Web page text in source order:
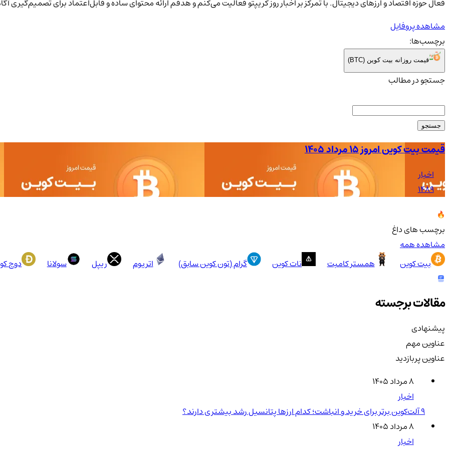
فعال حوزه اقتصاد و ارزهای دیجیتال. با تمرکز بر اخبار روز کریپتو فعالیت می‌کنم و هدفم ارائه محتوای ساده و قابل‌اعتماد برای تصمیم‌گیری
مشاهده پروفایل
برچسب‌ها:
قیمت روزانه بیت کوین (BTC)
جستجو در مطالب
جستجو
قیمت بیت کوین امروز ۱۵ مرداد ۱۴۰۵
اخبار
1489
برچسب های داغ
مشاهده همه
بیت کوین
همستر کامبت نات کوین گرام (تون کوین سابق) اتریوم ریپل سولانا دوج
مقالات برجسته
پیشنهادی
عناوین مهم
عناوین پربازدید
۸ مرداد ۱۴۰۵
اخبار
۹ آلت‌کوین برتر برای خرید و انباشت؛ کدام ارزها پتانسیل رشد بیشتری دارند؟
۸ مرداد ۱۴۰۵
اخبار